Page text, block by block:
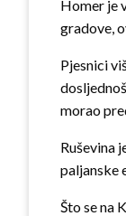
Homer je
gradove,
Pjesnici
morao
Ruševina
paljanske
Što se na